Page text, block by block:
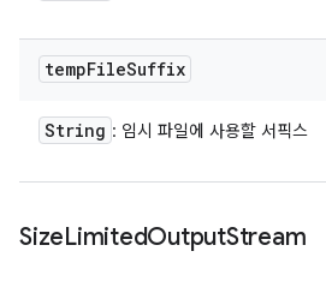
tempFileSuffix
String : 임시 파일에 사용할 서픽스
SizeLimitedOutputStream